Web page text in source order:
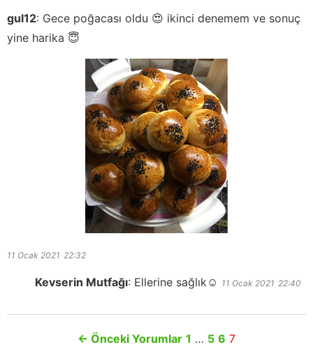
gul12: Gece poğacası oldu 😍 ikinci denemem ve sonuç
yine harika 😇
11 Ocak 2021 22:32
Kevserin Mutfağı: Ellerine sağlık☺️ 11 Ocak 2021 22:40
← Önceki Yorumlar 1 … 5 6 7